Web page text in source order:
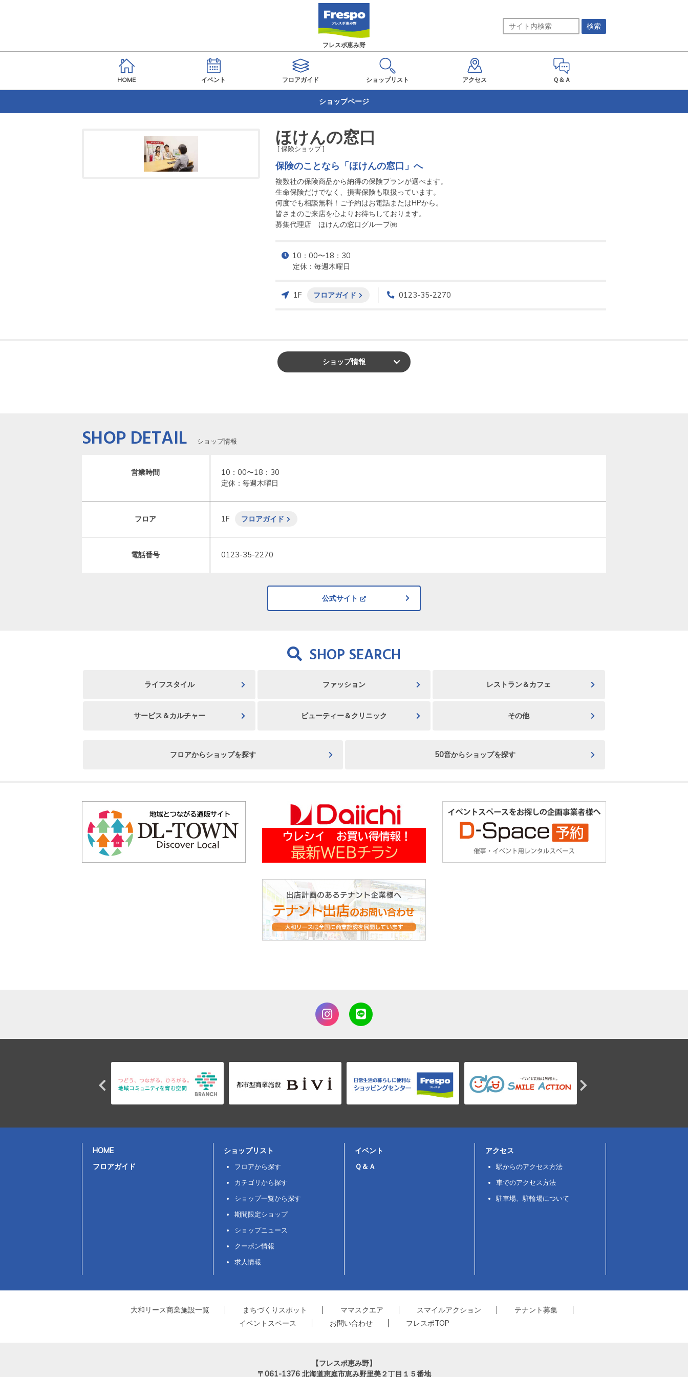
フレスポ恵み野
HOME イベント フロアガイド ショップリスト アクセス Ｑ＆Ａ
ショップページ
ほけんの窓口
[ 保険ショップ ]
保険のことなら「ほけんの窓口」へ
複数社の保険商品から納得の保険プランが選べます。
生命保険だけでなく、損害保険も取扱っています。
何度でも相談無料！ご予約はお電話またはHPから。
皆さまのご来店を心よりお待ちしております。
募集代理店　ほけんの窓口グループ㈱
10：00〜18：30
定休：毎週木曜日
1F フロアガイド 0123-35-2270
ショップ情報
SHOP DETAIL ショップ情報
営業時間
10：00〜18：30
定休：毎週木曜日
フロア 1F フロアガイド
電話番号 0123-35-2270
公式サイト
SHOP SEARCH
ライフスタイル ファッション レストラン＆カフェ
サービス＆カルチャー ビューティー＆クリニック その他
フロアからショップを探す 50音からショップを探す
HOME
フロアガイド
ショップリスト
フロアから探す
カテゴリから探す
ショップ一覧から探す
期間限定ショップ
ショップニュース
クーポン情報
求人情報
イベント
Ｑ＆Ａ
アクセス
駅からのアクセス方法
車でのアクセス方法
駐車場、駐輪場について
大和リース商業施設一覧 まちづくりスポット ママスクエア スマイルアクション
テナント募集
イベントスペース
お問い合わせ フレスポTOP
【フレスポ恵み野】
〒061-1376 北海道恵庭市恵み野里美２丁目１５番地